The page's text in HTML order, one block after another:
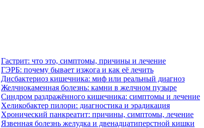
Гастрит: что это, симптомы, причины и лечение
ГЭРБ: почему бывает изжога и как её лечить
Дисбактериоз кишечника: миф или реальный диагноз
Желчнокаменная болезнь: камни в желчном пузыре
Синдром раздражённого кишечника: симптомы и лечение
Хеликобактер пилори: диагностика и эрадикация
Хронический панкреатит: причины, симптомы, лечение
Язвенная болезнь желудка и двенадцатиперстной кишки